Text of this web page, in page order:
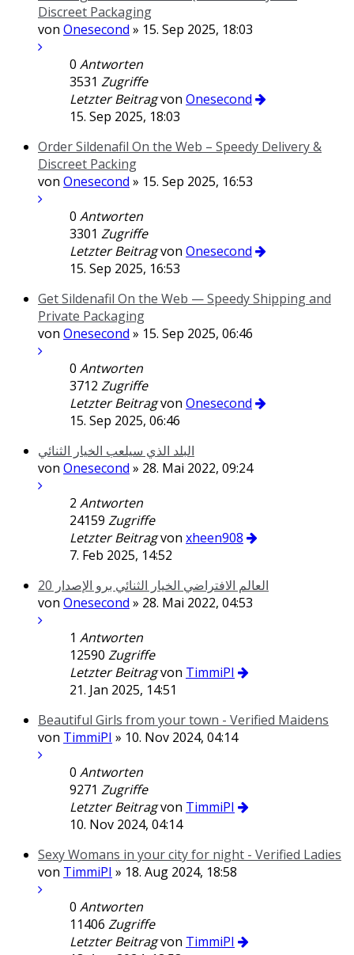
Discreet Packaging
von Onesecond » 15. Sep 2025, 18:03
0 Antworten
3531 Zugriffe
Letzter Beitragvon Onesecond
15. Sep 2025, 18:03
Order Sildenafil On the Web – Speedy Delivery &
Discreet Packing
von Onesecond » 15. Sep 2025, 16:53
0 Antworten
3301 Zugriffe
Letzter Beitragvon Onesecond
15. Sep 2025, 16:53
Get Sildenafil On the Web — Speedy Shipping and
Private Packaging
von Onesecond » 15. Sep 2025, 06:46
0 Antworten
3712 Zugriffe
Letzter Beitragvon Onesecond
15. Sep 2025, 06:46
البلد الذي سيلعب الخيار الثنائي
von Onesecond » 28. Mai 2022, 09:24
2 Antworten
24159 Zugriffe
Letzter Beitragvon xheen908
7. Feb 2025, 14:52
العالم الافتراضي الخيار الثنائي برو الإصدار 20
von Onesecond » 28. Mai 2022, 04:53
1 Antworten
12590 Zugriffe
Letzter Beitragvon TimmiPI
21. Jan 2025, 14:51
Beautiful Girls from your town - Verified Maidens
von TimmiPI » 10. Nov 2024, 04:14
0 Antworten
9271 Zugriffe
Letzter Beitragvon TimmiPI
10. Nov 2024, 04:14
Sexy Womans in your city for night - Verified Ladies
von TimmiPI » 18. Aug 2024, 18:58
0 Antworten
11406 Zugriffe
Letzter Beitragvon TimmiPI